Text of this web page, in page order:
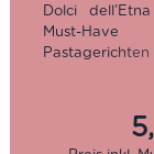
Dolci
Must-
Brotaufstrich
I Dolci Sapori